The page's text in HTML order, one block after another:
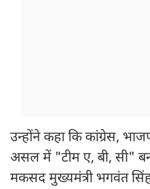
उन्होंने कहा कि कांग्रेस,
असल में "टीम ए, बी, सी"
मकसद मुख्यमंत्री भगवंत